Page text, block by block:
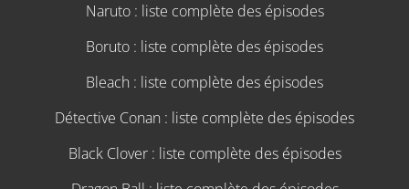
Naruto : liste complète des épisodes
Boruto : liste complète des épisodes
Bleach : liste complète des épisodes
Détective Conan : liste complète des épisodes
Black Clover : liste complète des épisodes